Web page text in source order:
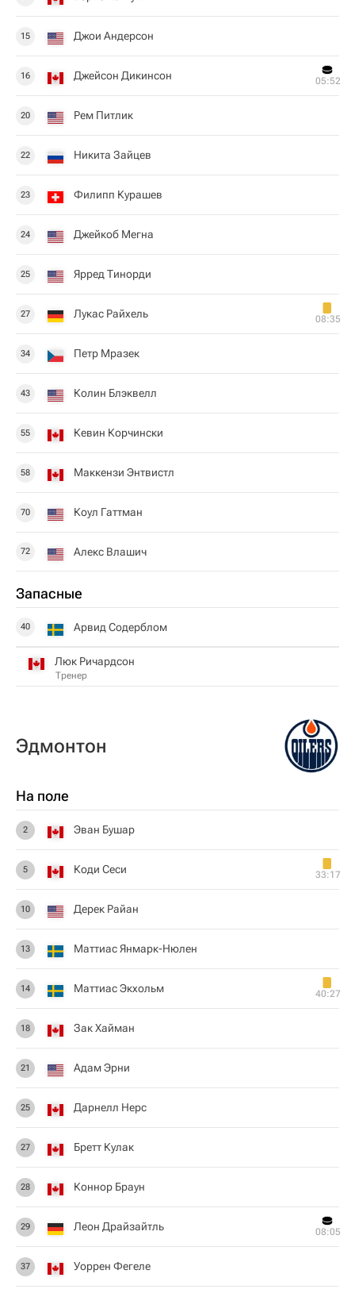
15 Джои Андерсон
16 Джейсон Дикинсон 05:52
20 Рем Питлик
22 Никита Зайцев
23 Филипп Курашев
24 Джейкоб Мегна
25 Ярред Тинорди
27 Лукас Райхель 08:35
34 Петр Мразек
43 Колин Блэквелл
55 Кевин Корчински
58 Маккензи Энтвистл
70 Коул Гаттман
72 Алекс Влашич
Запасные
40 Арвид Содерблом
Люк Ричардсон
Тренер
Эдмонтон
На поле
2 Эван Бушар
5 Коди Сеси 33:17
10 Дерек Райан
13 Маттиас Янмарк-Нюлен
14 Маттиас Экхольм 40:27
18 Зак Хайман
21 Адам Эрни
25 Дарнелл Нерс
27 Бретт Кулак
28 Коннор Браун
29 Леон Драйзайтль 08:05
37 Уоррен Фегеле